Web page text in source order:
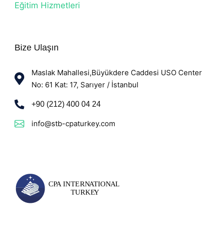
Eğitim Hizmetleri
Bize Ulaşın
Maslak Mahallesi,Büyükdere Caddesi USO Center
No: 61 Kat: 17, Sarıyer / İstanbul
+90 (212) 400 04 24
info@stb-cpaturkey.com